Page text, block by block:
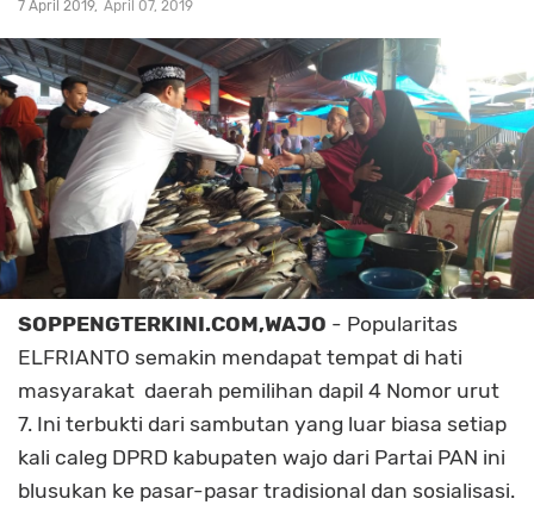
7 April 2019 April 07, 2019
SOPPENGTERKINI.COM,WAJO - Popularitas
ELFRIANTO semakin mendapat tempat di hati
masyarakat daerah pemilihan dapil 4 Nomor urut
7. Ini terbukti dari sambutan yang luar biasa setiap
kali caleg DPRD kabupaten wajo dari Partai PAN ini
blusukan ke pasar-pasar tradisional dan sosialisasi.